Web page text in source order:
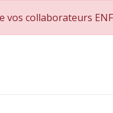
vos collaborateurs